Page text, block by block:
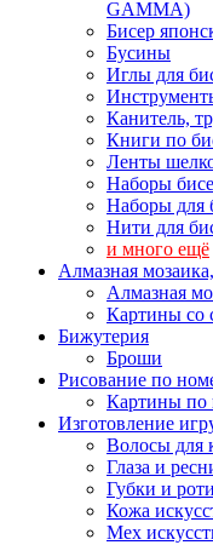
GAMMA)
Бисер
Бусины
Иглы для
Канитель,
Книги по
Ленты
Наборы
Наборы для
Нити для
и много ещё
Алмазная
Алмазная
Картины co
Бижутерия
Броши
Рисование по
Картины по
Изготовление
Волосы для
Глаза и
Губки и
Кожа
Мех